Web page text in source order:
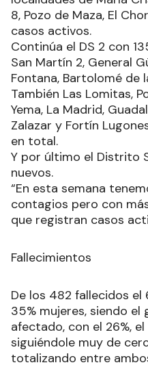
8, Pozo de Maza, El
casos activos.
Continúa el DS 2 con
San Martín 2, General
Fontana, Bartolomé de
También Las Lomitas,
Yema, La Madrid,
Zalazar y Fortín
en total.
Y por último el Distrito
nuevos.
“En esta semana
contagios pero con
que registran casos
Fallecimientos
De los 482 fallecidos el
35% mujeres, siendo
afectado, con el 26%,
siguiéndole muy de
totalizando entre